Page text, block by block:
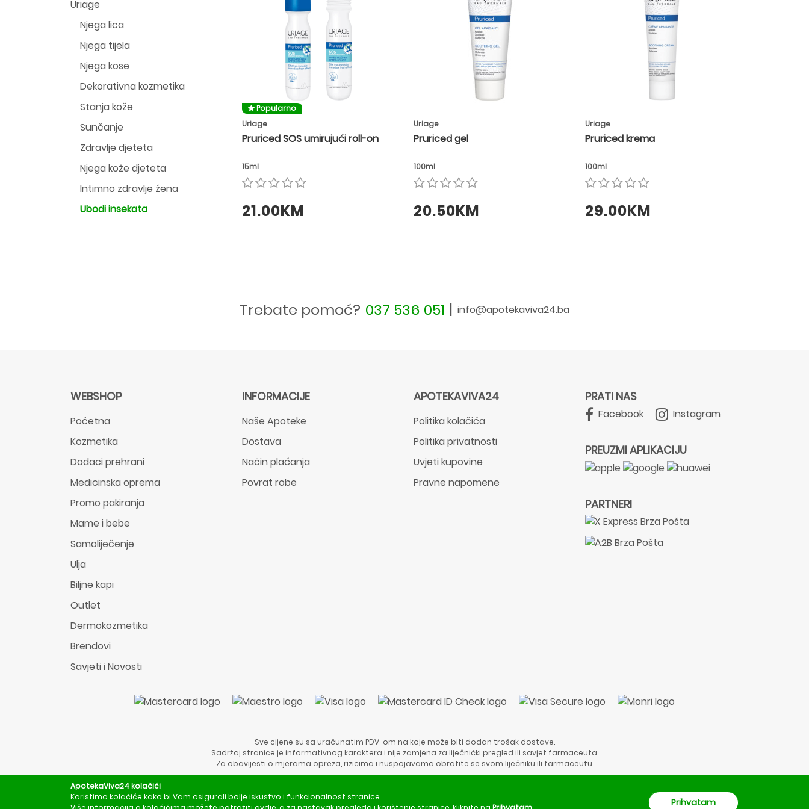
Uriage
Njega lica
Njega tijela
Njega kose
Dekorativna kozmetika
Stanja kože
Sunčanje
Zdravlje djeteta
Njega kože djeteta
Intimno zdravlje žena
Ubodi insekata
Popularno
Uriage
Pruriced SOS umirujući roll-on
15ml
21.00KM
Uriage
Pruriced gel
100ml
20.50KM
Uriage
Pruriced krema
100ml
29.00KM
Trebate pomoć? 037 536 051 | info@apotekaviva24.ba
WEBSHOP
Početna
Kozmetika
Dodaci prehrani
Medicinska oprema
Promo pakiranja
Mame i bebe
Samoliječenje
Ulja
Biljne kapi
Outlet
Dermokozmetika
Brendovi
Savjeti i Novosti
INFORMACIJE
Naše Apoteke
Dostava
Način plaćanja
Povrat robe
APOTEKAVIVA24
Politika kolačića
Politika privatnosti
Uvjeti kupovine
Pravne napomene
PRATI NAS
Facebook Instagram
PREUZMI APLIKACIJU
PARTNERI
Sve cijene su sa uračunatim PDV-om na koje može biti dodan trošak dostave.
Sadržaj stranice je informativnog karaktera i nije zamjena za liječnički pregled ili savjet farmaceuta.
Za obavijesti o mjerama opreza, rizicima i nuspojavama obratite se svom liječniku ili farmaceutu.
ApotekaViva24 kolačići
Koristimo kolačiće kako bi Vam osigurali bolje iskustvo i funkcionalnost stranice.
Prihvatam